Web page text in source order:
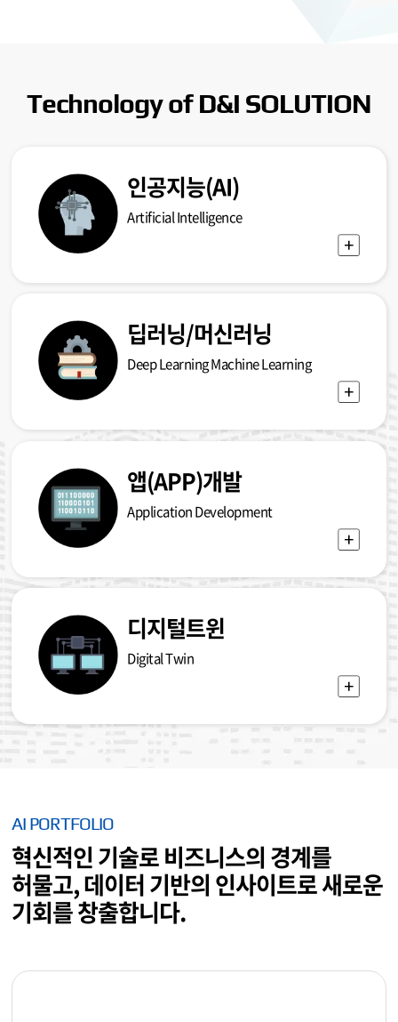
Technology of D&I SOLUTION
인공지능(AI)
Artificial Intelligence
딥러닝/머신러닝
Deep Learning Machine Learning
앱(APP)개발
Application Development
디지털트윈
Digital Twin
AI PORTFOLIO
혁신적인 기술로 비즈니스의 경계를
허물고,데이터 기반의 인사이트로 새로운
기회를 창출합니다.